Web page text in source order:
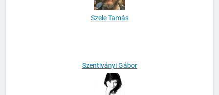
Szele Tamás
Szentmiklósi Dóra